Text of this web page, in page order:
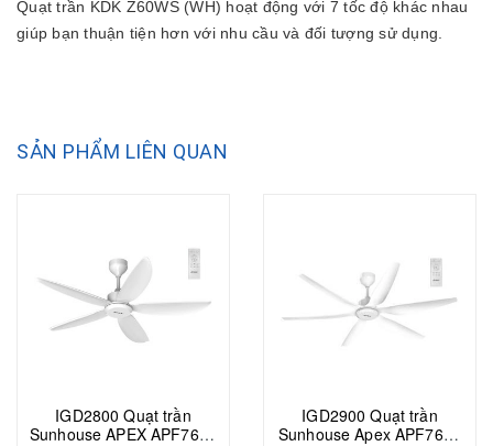
Quạt trần KDK Z60WS (WH) hoạt động với 7 tốc độ khác nhau
giúp bạn thuận tiện hơn với nhu cầu và đối tượng sử dụng.
SẢN PHẨM LIÊN QUAN
IGD2800 Quạt trần
Sunhouse APEX APF7662
IGD2900 Quạt trần
Sunhouse Apex APF7692